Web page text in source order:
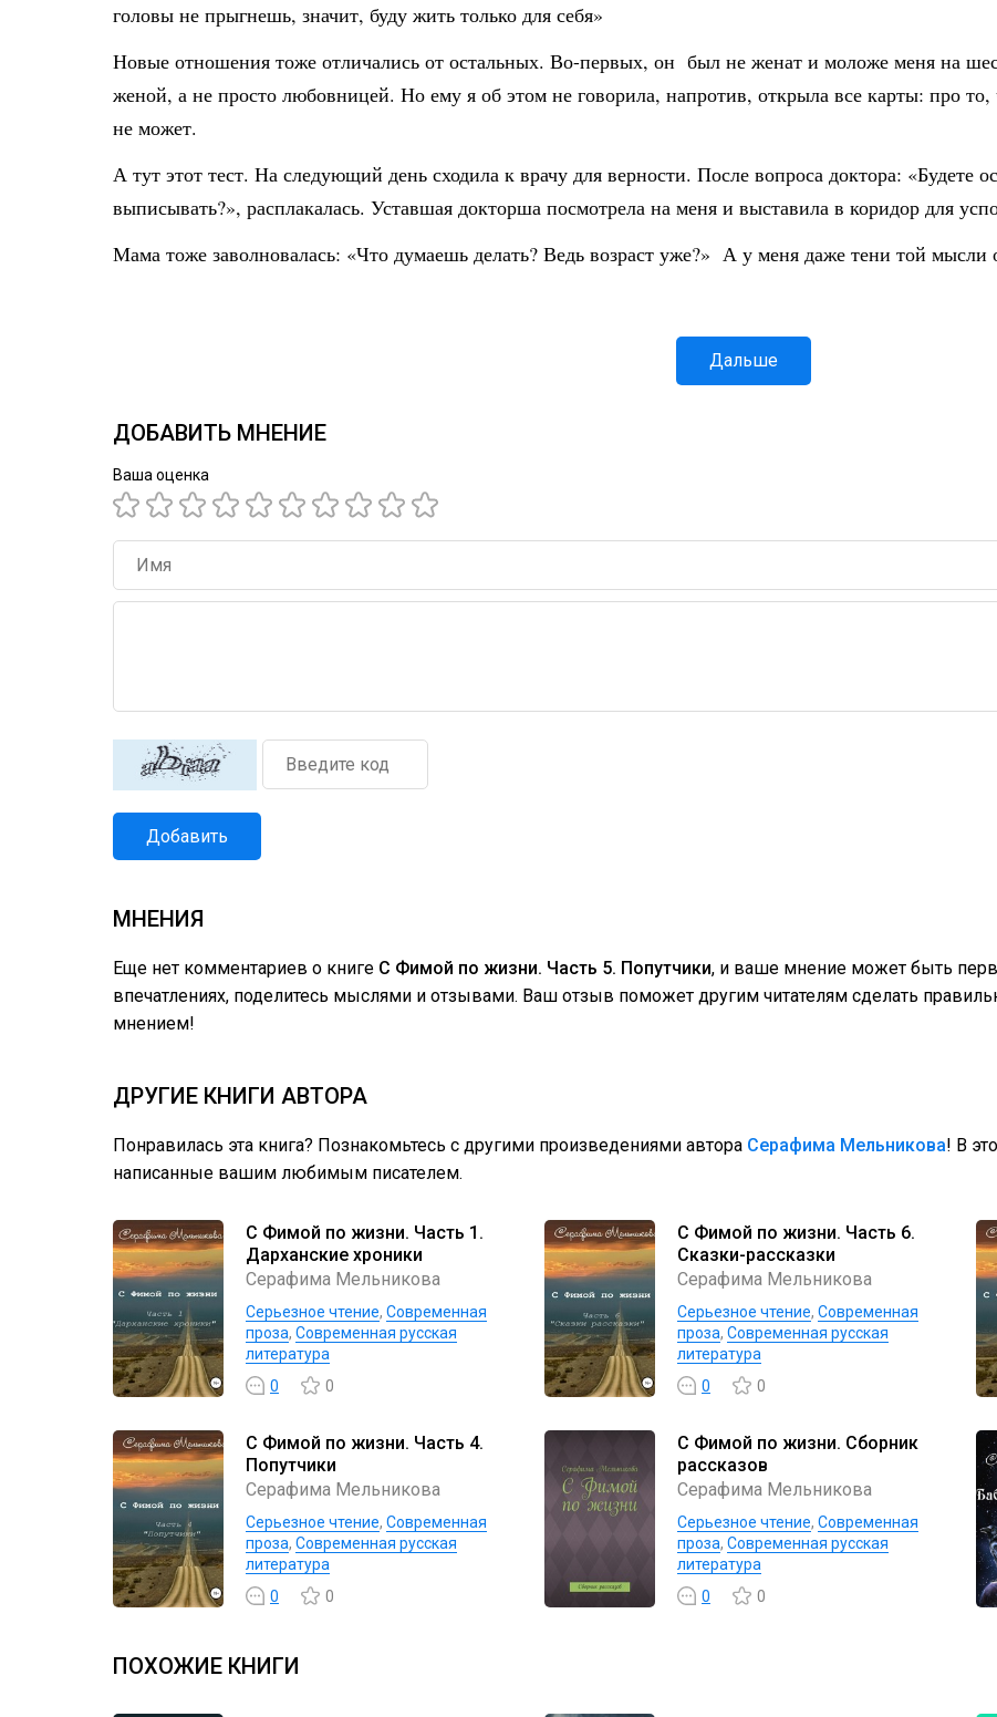
головы не прыгнешь, значит, буду жить только для себя»
Новые отношения тоже отличались от остальных. Во-первых, он был не женат и моложе меня на
женой, а не просто любовницей. Но ему я об этом не говорила, напротив, открыла все карты: про
не может.
А тут этот тест. На следующий день сходила к врачу для верности. После вопроса доктора: «Будете
выписывать?», расплакалась. Уставшая докторша посмотрела на меня и выставила в коридор для
Мама тоже заволновалась: «Что думаешь делать? Ведь возраст уже?» А у меня даже тени той мысли
Дальше
ДОБАВИТЬ МНЕНИЕ
Ваша оценка
Добавить
МНЕНИЯ
Еще нет комментариев о книге С Фимой по жизни. Часть 5. Попутчики, и ваше мнение может быть
впечатлениях, поделитесь мыслями и отзывами. Ваш отзыв поможет другим читателям сделать
мнением!
ДРУГИЕ КНИГИ АВТОРА
Понравилась эта книга? Познакомьтесь с другими произведениями автора Серафима Мельникова! В
написанные вашим любимым писателем.
С Фимой по жизни. Часть 1.
Дарханские хроники
Серафима Мельникова
Серьезное чтение, Современная
проза, Современная русская
литература
0
0
С Фимой по жизни. Часть 6.
Сказки-рассказки
Серафима Мельникова
Серьезное чтение, Современная
проза, Современная русская
литература
0
0
С Фимой по жизни. Часть 4.
Попутчики
Серафима Мельникова
Серьезное чтение, Современная
проза, Современная русская
литература
0
0
С Фимой по жизни. Сборник
рассказов
Серафима Мельникова
Серьезное чтение, Современная
проза, Современная русская
литература
0
0
ПОХОЖИЕ КНИГИ